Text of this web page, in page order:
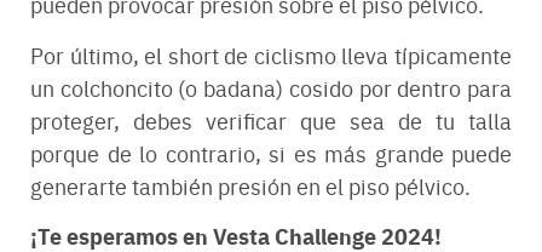
Por último, el short de ciclismo lleva típicamente
un colchoncito (o badana) cosido por dentro para
proteger, debes verificar que sea de tu talla
porque de lo contrario, si es más grande puede
generarte también presión en el piso pélvico.
¡Te esperamos en Vesta Challenge 2024!